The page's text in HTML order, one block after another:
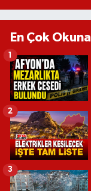
En Çok
1
2
3